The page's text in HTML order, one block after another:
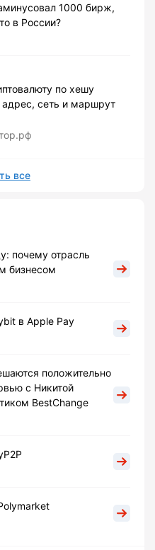
1000 бирж,
в России?
по хешу
адрес, сеть и маршрут
все
почему отрасль
бизнесом
в Apple Pay
положительно
с Никитой
BestChange